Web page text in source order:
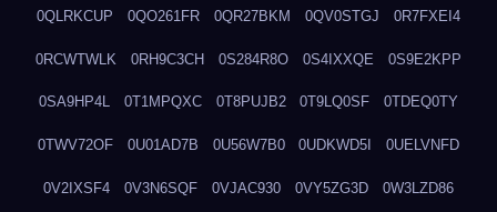
0QLRKCUP 0QO261FR 0QR27BKM 0QV0STGJ 0R7FXEI4
0RCWTWLK 0RH9C3CH 0S284R8O 0S4IXXQE 0S9E2KPP
0SA9HP4L 0T1MPQXC 0T8PUJB2 0T9LQ0SF 0TDEQ0TY
0TWV72OF 0U01AD7B 0U56W7B0 0UDKWD5I 0UELVNFD
0V2IXSF4 0V3N6SQF 0VJAC930 0VY5ZG3D 0W3LZD86